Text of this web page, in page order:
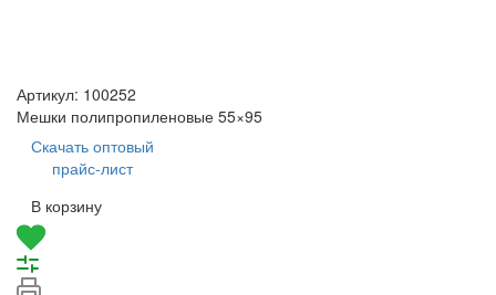
Артикул: 100252
Мешки полипропиленовые 55×95
Скачать оптовый
прайс-лист
В корзину